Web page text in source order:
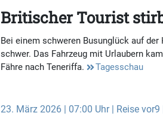
Britischer Tourist
Bei einem schweren Busunglück auf
schwer. Das Fahrzeug mit Urlaubern
Fähre nach Teneriffa.
Tagesschau
23. März 2026 | 07:00 Uhr | Reise